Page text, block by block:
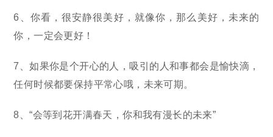
6、你看，很安静很美好，就像你，那么美好，未来的
你，一定会更好！
7、如果你是个开心的人，吸引的人和事都会是愉快滴，
任何时候都要保持平常心哦，未来可期。
8、“会等到花开满春天，你和我有漫长的未来”